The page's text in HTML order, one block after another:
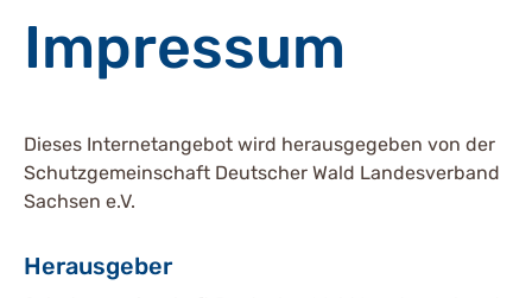
Impressum
Dieses Internetangebot wird herausgegeben von der
Schutzgemeinschaft Deutscher Wald Landesverband
Sachsen e.V.
Herausgeber